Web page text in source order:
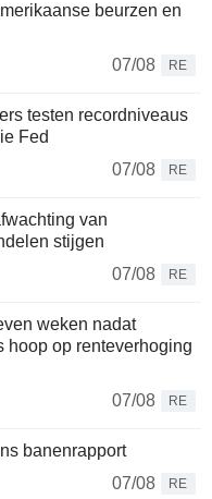
beurzen en
07/08
RE
testen recordniveaus
Fed
07/08
RE
van
stijgen
07/08
RE
weken nadat
hoop op renteverhoging
07/08
RE
banenrapport
07/08
RE